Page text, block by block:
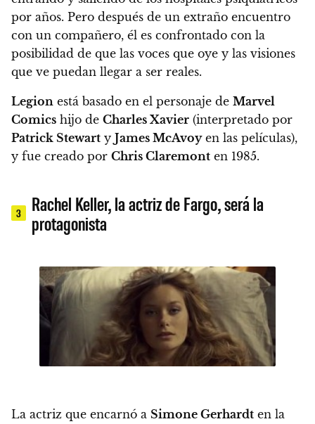
por años. Pero después de un extraño encuentro
con un compañero, él es confrontado con la
posibilidad de que las voces que oye y las visiones
que ve puedan llegar a ser reales.
Legion está basado en el personaje de Marvel
Comics hijo de Charles Xavier (interpretado por
Patrick Stewart y James McAvoyen las películas),
y fue creado por Chris Claremont en 1985.
3
Rachel Keller, la actriz de Fargo, será la
protagonista
La actriz que encarnó a Simone Gerhardt en la